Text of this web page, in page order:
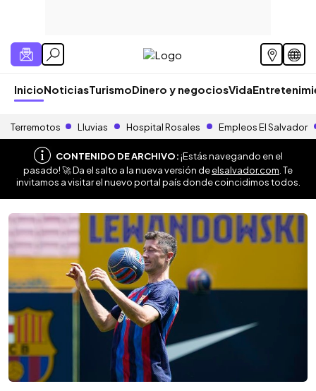
InicioNoticiasTurismoDinero y negociosVida
Terremotos Lluvias Hospital Rosales Empleos El Salvador
CONTENIDO DE ARCHIVO:¡Estás navegando en el
pasado! 🚀 Da el salto a la nueva versión deelsalvador.com . Te
invitamos a visitar el nuevo portal país donde coincidimos todos.